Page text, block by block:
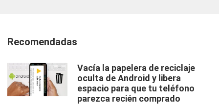
Recomendadas
Vacía la papelera de reciclaje
oculta de Android y libera
espacio para que tu teléfono
parezca recién comprado